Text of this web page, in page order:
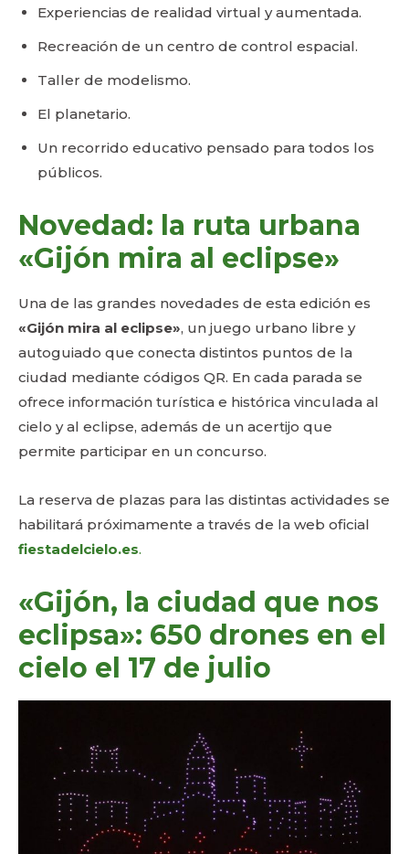
Experiencias de realidad virtual y aumentada.
Recreación de un centro de control espacial.
Taller de modelismo.
El planetario.
Un recorrido educativo pensado para todos los
públicos.
Novedad: la ruta urbana
«Gijón mira al eclipse»
Una de las grandes novedades de esta edición es
«Gijón mira al eclipse», un juego urbano libre y
autoguiado que conecta distintos puntos de la
ciudad mediante códigos QR. En cada parada se
ofrece información turística e histórica vinculada al
cielo y al eclipse, además de un acertijo que
permite participar en un concurso.
La reserva de plazas para las distintas actividades se
habilitará próximamente a través de la web oficial
fiestadelcielo.es.
«Gijón, la ciudad que nos
eclipsa»: 650 drones en el
cielo el 17 de julio